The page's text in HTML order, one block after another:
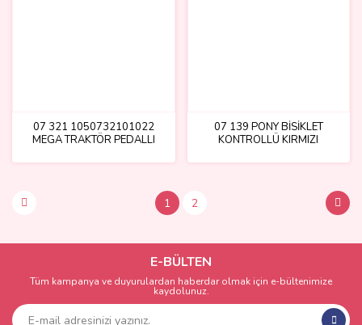
07 321 1050732101022
MEGA TRAKTÖR PEDALLI
07 139 PONY BİSİKLET
KONTROLLÜ KIRMIZI
1 2
E-BÜLTEN
Tüm kampanya ve duyurulardan haberdar olmak için e-bültenimize
kaydolunuz.